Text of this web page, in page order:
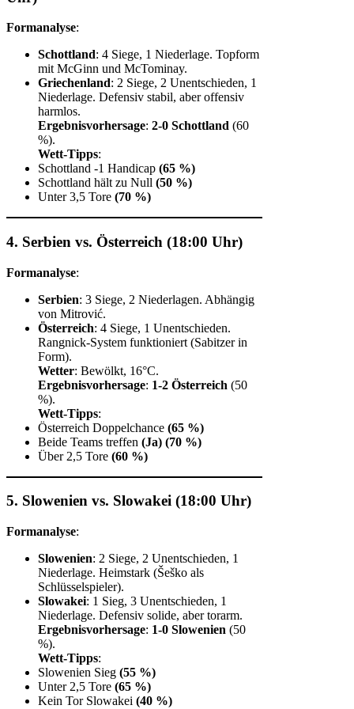
Formanalyse:
Schottland: 4 Siege, 1 Niederlage. Topform
mit McGinn und McTominay.
Griechenland: 2 Siege, 2 Unentschieden, 1
Niederlage. Defensiv stabil, aber offensiv
harmlos.
Ergebnisvorhersage: 2-0 Schottland (60
%).
Wett-Tipps:
Schottland -1 Handicap (65 %)
Schottland hält zu Null (50 %)
Unter 3,5 Tore (70 %)
4. Serbien vs. Österreich (18:00 Uhr)
Formanalyse:
Serbien: 3 Siege, 2 Niederlagen. Abhängig
von Mitrović.
Österreich: 4 Siege, 1 Unentschieden.
Rangnick-System funktioniert (Sabitzer in
Form).
Wetter: Bewölkt, 16°C.
Ergebnisvorhersage: 1-2 Österreich (50
%).
Wett-Tipps:
Österreich Doppelchance (65 %)
Beide Teams treffen (Ja) (70 %)
Über 2,5 Tore (60 %)
5. Slowenien vs. Slowakei (18:00 Uhr)
Formanalyse:
Slowenien: 2 Siege, 2 Unentschieden, 1
Niederlage. Heimstark (Šeško als
Schlüsselspieler).
Slowakei: 1 Sieg, 3 Unentschieden, 1
Niederlage. Defensiv solide, aber torarm.
Ergebnisvorhersage: 1-0 Slowenien (50
%).
Wett-Tipps:
Slowenien Sieg (55 %)
Unter 2,5 Tore (65 %)
Kein Tor Slowakei (40 %)